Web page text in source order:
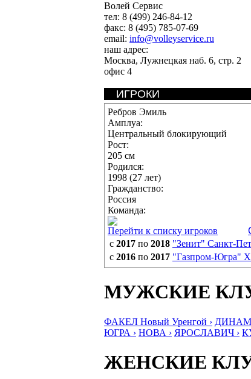
Волей Сервис
тел: 8 (499) 246-84-12
факс: 8 (495) 785-07-69
email: info@volleyservice.ru
наш адрес:
Москва, Лужнецкая наб. 6, стр. 2
офис 4
ИГРОКИ
Ребров Эмиль
Амплуа:
Центральный блокирующий
Рост:
205 см
Родился:
1998 (27 лет)
Гражданство:
Россия
Команда:
Перейти к списку игроков
с 2017 по 2018 "Зенит" Санкт-
с 2016 по 2017 "Газпром-Югра"
МУЖСКИЕ
ФАКЕЛ Новый Уренгой ›
ЮГРА › НОВА › ЯРОСЛАВИЧ ›
ЖЕНСКИЕ